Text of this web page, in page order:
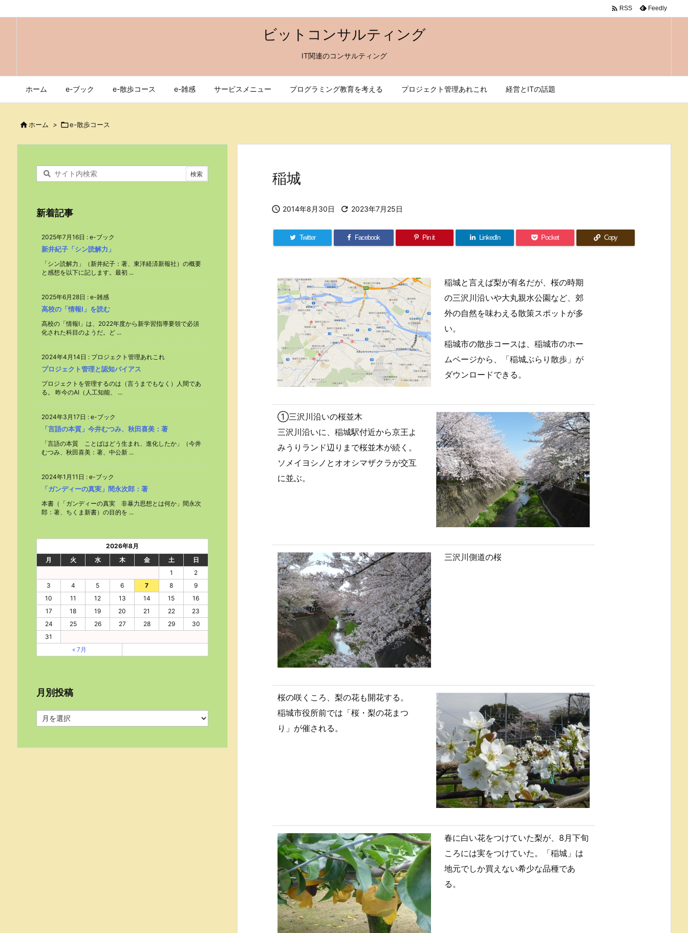
ビットコンサルティング
IT関連のコンサルティング
ホーム e-ブック e-散歩コース e-雑感 サービスメニュー プログラミング教育を考える プロジェクト管理あれこれ 経営とITの話題
 RSS Feedly
 ホーム > e-散歩コース
稲城
 2014年8月30日  2023年7月25日
Twitter Facebook Pin it LinkedIn Pocket Copy
稲城と言えば梨が有名だが、桜の時期
の三沢川沿いや大丸親水公園など、郊
外の自然を味わえる散策スポットが多
い。
稲城市の散歩コースは、稲城市のホー
ムページから、「稲城ぶらり散歩」が
ダウンロードできる。
①三沢川沿いの桜並木
三沢川沿いに、稲城駅付近から京王よ
みうりランド辺りまで桜並木が続く。
ソメイヨシノとオオシマザクラが交互
に並ぶ。
三沢川側道の桜
桜の咲くころ、梨の花も開花する。
稲城市役所前では「桜・梨の花まつ
り」が催される。
春に白い花をつけていた梨が、8月下旬
ころには実をつけていた。「稲城」は
地元でしか買えない希少な品種であ
る。
新着記事
2025年7月16日 : e-ブック
新井紀子「シン読解力」
「シン読解力」（新井紀子：著、東洋経済新報社）の概要
と感想を以下に記します。最初 ...
2025年6月28日 : e-雑感
高校の「情報Ⅰ」を読む
高校の「情報Ⅰ」は、2022年度から新学習指導要領で必須
化された科目のようだ。ど ...
2024年4月14日 : プロジェクト管理あれこれ
プロジェクト管理と認知バイアス
プロジェクトを管理するのは（言うまでもなく）人間であ
る。 昨今のAI（人工知能、 ...
2024年3月17日 : e-ブック
「言語の本質」今井むつみ、秋田喜美：著
「言語の本質 ことばはどう生まれ、進化したか」（今井
むつみ、秋田喜美：著、中公新 ...
2024年1月11日 : e-ブック
「ガンディーの真実」間永次郎：著
本書（「ガンディーの真実 非暴力思想とは何か」間永次
郎：著、ちくま新書）の目的を ...
2026年8月
月
火 水 木 金 土
日
1
2
3
4 5 6 7 8
9
10
11 12 13 14 15
16
17
18 19 20 21 22
23
24
25 26 27 28 29
30
31
« 7月
月別投稿
別